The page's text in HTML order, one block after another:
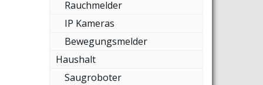
Rauchmelder
IP Kameras
Bewegungsmelder
Haushalt
Saugroboter